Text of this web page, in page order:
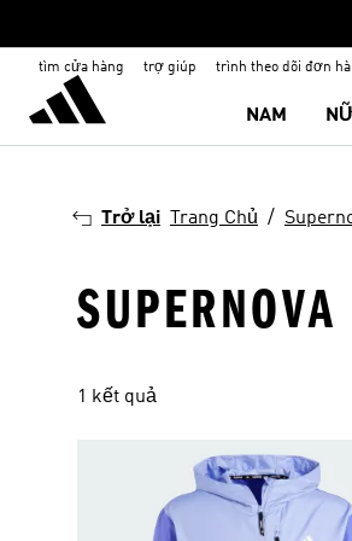
tìm cửa hàng trợ giúp trình theo dõi đơn
NAM
Trở lại Trang Chủ
1 kết quả